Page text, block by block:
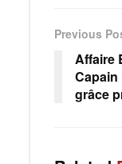
Previous
Affaire
Capain
grâce